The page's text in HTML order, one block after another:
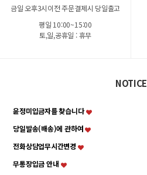
금일 오후3시이전 주문결제시 당일출고
평일 10:00~15:00
토,일,공휴일 : 휴무
NOTICE
윤정미입금자를 찾습니다
당일발송(배송)에 관하여
전화상담업무시간변경
무통장입금 안내